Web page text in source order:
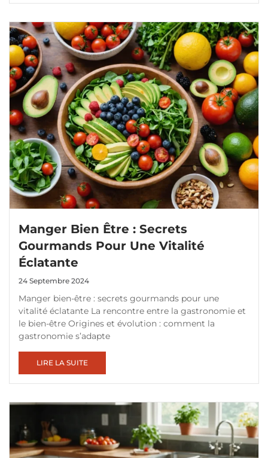
Manger Bien Être : Secrets
Gourmands Pour Une Vitalité
Éclatante
24 Septembre 2024
Manger bien-être : secrets gourmands pour une
vitalité éclatante La rencontre entre la gastronomie et
le bien-être Origines et évolution : comment la
gastronomie s’adapte
LIRE LA SUITE